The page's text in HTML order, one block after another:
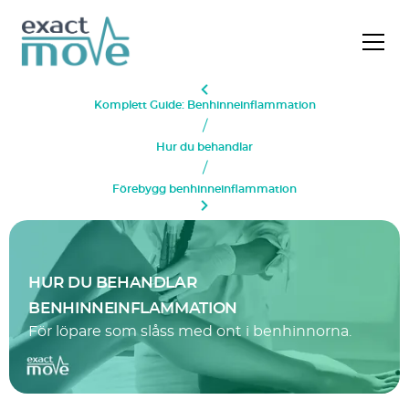
Komplett Guide: Benhinneinflammation
/
Hur du behandlar
/
Förebygg benhinneinflammation
HUR DU BEHANDLAR
BENHINNEINFLAMMATION
För löpare som slåss med ont i benhinnorna.